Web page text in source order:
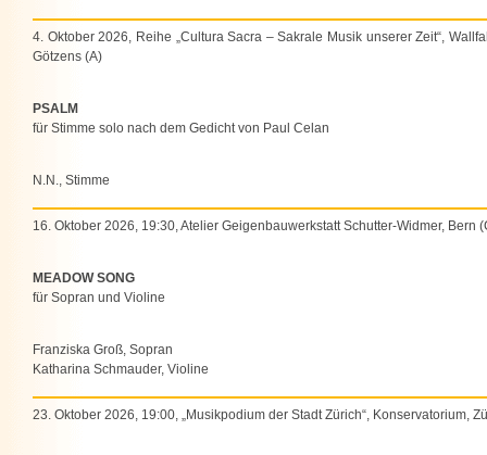
4. Oktober 2026, Reihe „Cultura Sacra – Sakrale Musik unserer Zeit“,
Götzens (A)
PSALM
für Stimme solo nach dem Gedicht von Paul Celan
N.N., Stimme
16. Oktober 2026, 19:30, Atelier Geigenbauwerkstatt Schutter-Widmer, Bern
MEADOW SONG
für Sopran und Violine
Franziska Groß, Sopran
Katharina Schmauder, Violine
23. Oktober 2026, 19:00, „Musikpodium der Stadt Zürich“, Konservatorium,